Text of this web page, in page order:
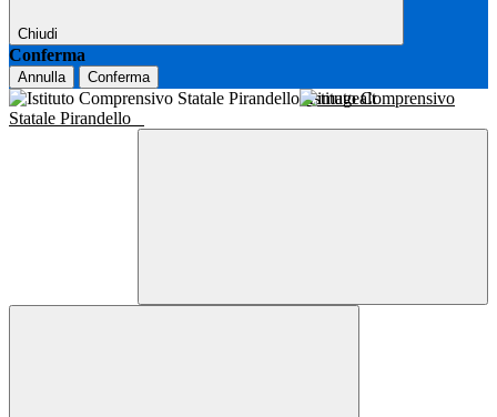
Chiudi
Conferma
Annulla Conferma
Istituto Comprensivo
Statale Pirandello